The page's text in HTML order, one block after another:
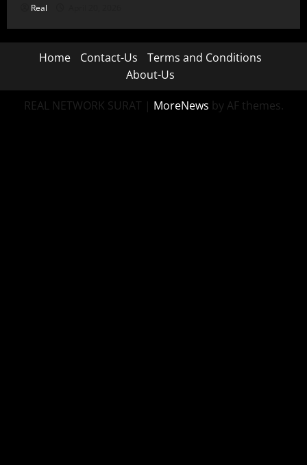
Real
Home Contact-Us
Terms and Conditions
About-Us
REAL NETWORK SURAT | MoreNews by AF themes.